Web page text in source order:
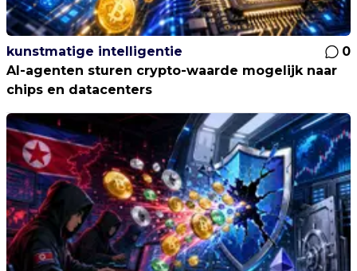
kunstmatige intelligentie
0
AI-agenten sturen crypto-waarde mogelijk naar
chips en datacenters